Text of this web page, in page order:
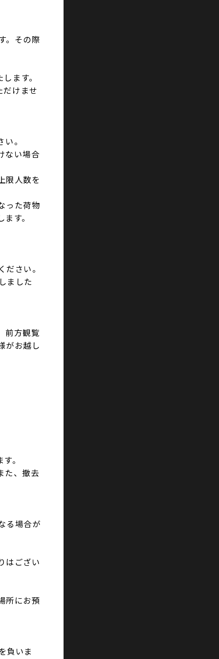
。その際
ます。
けませ
。
ない場合
限人数を
った荷物
す。
さい。
ました
前方観覧
がお越し
。
た、撤去
る場合が
はござい
所にお預
負いま